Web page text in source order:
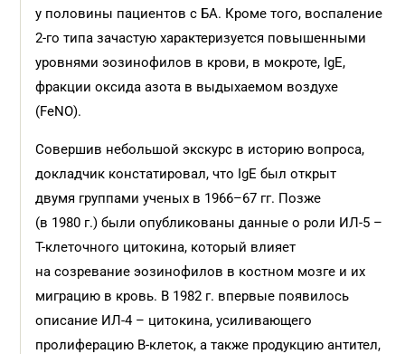
у половины пациентов с БА. Кроме того, воспаление
2-го типа зачастую характеризуется повышенными
уровнями эозинофилов в крови, в мокроте, IgE,
фракции оксида азота в выдыхаемом воздухе
(FeNO).
Совершив небольшой экскурс в историю вопроса,
докладчик констатировал, что IgE был открыт
двумя группами ученых в 1966–67 гг. Позже
(в 1980 г.) были опубликованы данные о роли ИЛ-5 –
Т-клеточного цитокина, который влияет
на созревание эозинофилов в костном мозге и их
миграцию в кровь. В 1982 г. впервые появилось
описание ИЛ-4 – цитокина, усиливающего
пролиферацию В-клеток, а также продукцию антител,